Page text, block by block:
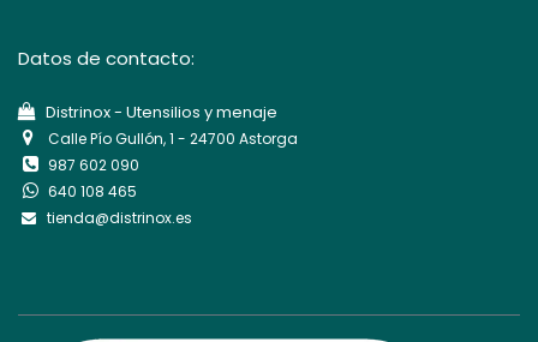
Datos de contacto:
Di​strinox - Utensilios y menaje
Calle Pío Gullón, 1 - 24700 Astorga
987 602 090
640 108 465
tienda@distrinox.es